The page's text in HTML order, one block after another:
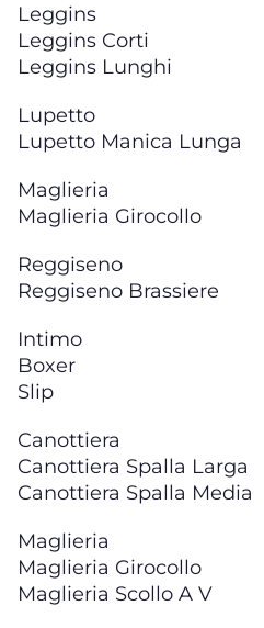
Leggins
Leggins Corti
Leggins Lunghi
Lupetto
Lupetto Manica Lunga
Maglieria
Maglieria Girocollo
Reggiseno
Reggiseno Brassiere
Intimo
Boxer
Slip
Canottiera
Canottiera Spalla Larga
Canottiera Spalla Media
Maglieria
Maglieria Girocollo
Maglieria Scollo A V